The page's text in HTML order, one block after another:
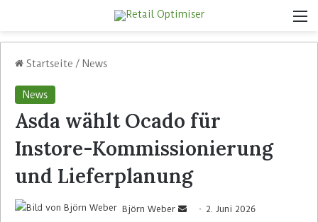
Startseite / News
News
Asda wählt Ocado für
Instore-Kommissionierung
und Lieferplanung
Björn Weber 2. Juni 2026